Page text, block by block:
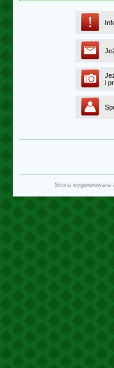
i
Strona wygenerowana